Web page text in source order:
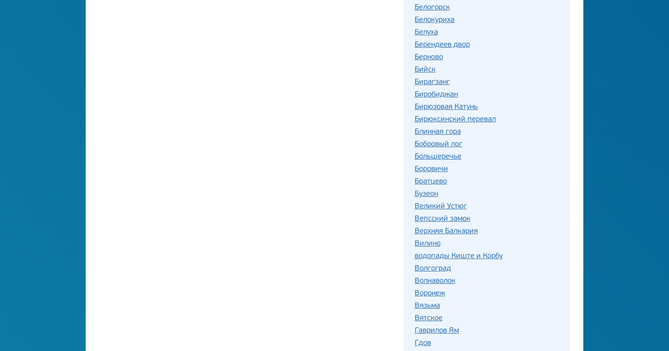
Белогорск
Белокуриха
Белуха
Берендеев двор
Берново
Бийск
Бирагзанг
Биробиджан
Бирюзовая Катунь
Бирюксинский перевал
Блинная гора
Бобровый лог
Большеречье
Боровичи
Братцево
Бузеон
Великий Устюг
Вепсский замок
Верхняя Балкария
Вилино
водопады Киште и Корбу
Волгоград
Волнаволок
Воронеж
Вязьма
Вятское
Гаврилов Ям
Гдов